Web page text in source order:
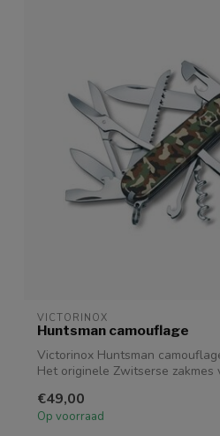
VICTORINOX
Huntsman camouflage
Victorinox Huntsman
Het originele Zwitserse zakmes
€49,00
Op voorraad